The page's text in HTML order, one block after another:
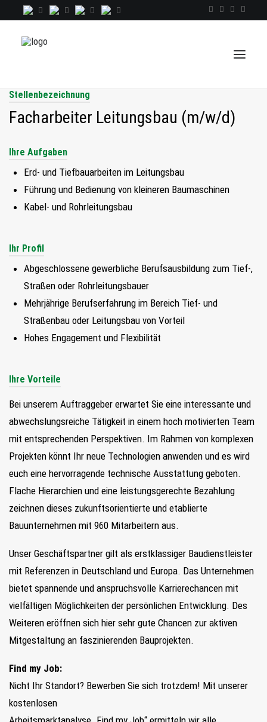
TALENTINDEX
CONSULTING
RECRUITING
COACHING
JOBS
KOPF
SUCHEN
Stellenbezeichnung
Facharbeiter Leitungsbau (m/w/d)
Ihre Aufgaben
Erd- und Tiefbauarbeiten im Leitungsbau
Führung und Bedienung von kleineren Baumaschinen
Kabel- und Rohrleitungsbau
Ihr Profil
Abgeschlossene gewerbliche Berufsausbildung zum Tief-,
Straßen oder Rohrleitungsbauer
Mehrjährige Berufserfahrung im Bereich Tief- und
Straßenbau oder Leitungsbau von Vorteil
Hohes Engagement und Flexibilität
Ihre Vorteile
Bei unserem Auftraggeber erwartet Sie eine interessante und
abwechslungsreiche Tätigkeit in einem hoch motivierten Team
mit entsprechenden Perspektiven. Im Rahmen von komplexen
Projekten könnt Ihr neue Technologien anwenden und es wird
euch eine hervorragende technische Ausstattung geboten.
Flache Hierarchien und eine leistungsgerechte Bezahlung
zeichnen dieses zukunftsorientierte und etablierte
Bauunternehmen mit 960 Mitarbeitern aus.
Unser Geschäftspartner gilt als erstklassiger Baudienstleister
mit Referenzen in Deutschland und Europa. Das Unternehmen
bietet spannende und anspruchsvolle Karrierechancen mit
vielfältigen Möglichkeiten der persönlichen Entwicklung. Des
Weiteren eröffnen sich hier sehr gute Chancen zur aktiven
Mitgestaltung an faszinierenden Bauprojekten.
Find my Job:
Nicht Ihr Standort? Bewerben Sie sich trotzdem! Mit unserer
kostenlosen